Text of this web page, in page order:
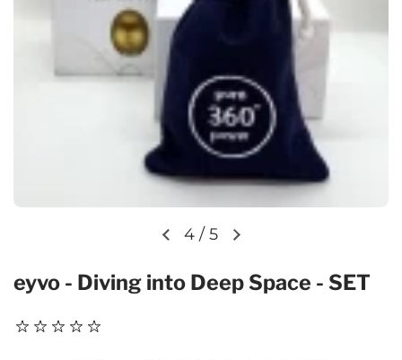
Vorherige FolieNächste Folie
4 / 5
eyvo - Diving into Deep Space - SET